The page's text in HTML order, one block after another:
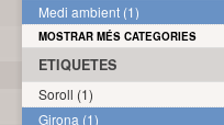
Medi ambient (1)
MOSTRAR MÉS CATEGORIES
ETIQUETES
Soroll (1)
Girona (1)